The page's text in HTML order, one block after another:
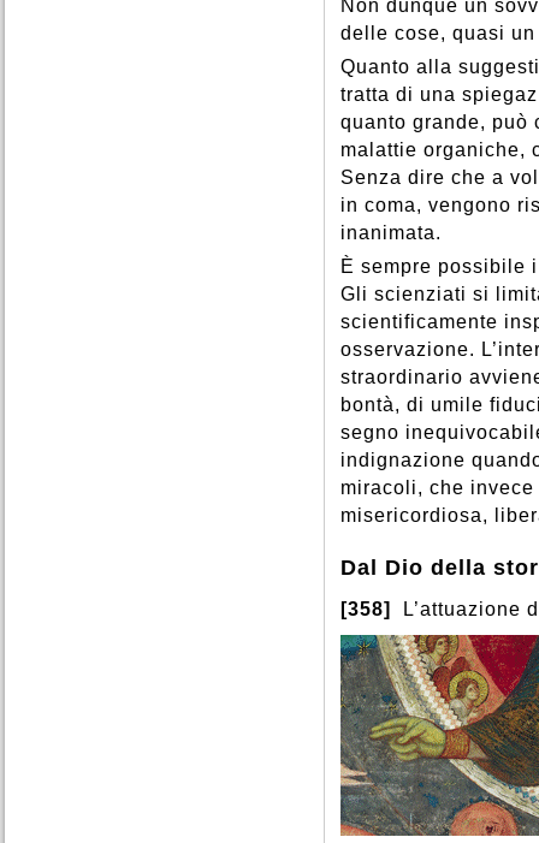
Non dunque un
delle cose, quasi
Quanto alla
tratta di una
quanto grande, può
malattie organiche,
Senza dire che a
in coma, vengono
inanimata.
È sempre possibile
Gli scienziati si
scientificamente
osservazione.
straordinario
bontà, di umile
segno
indignazione
miracoli, che
misericordiosa,
Dal Dio della
[358] L’attuazione